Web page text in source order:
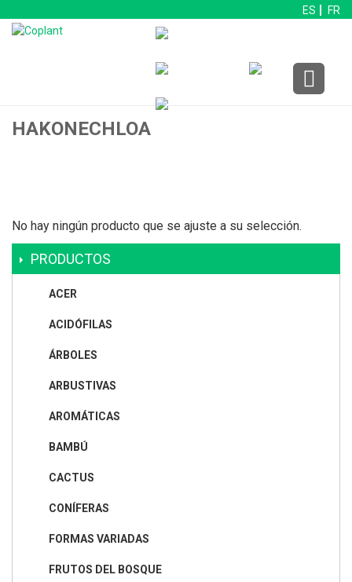
ES FR
HAKONECHLOA
No hay ningún producto que se ajuste a su selección.
PRODUCTOS
ACER
ACIDÓFILAS
ÁRBOLES
ARBUSTIVAS
AROMÁTICAS
BAMBÚ
CACTUS
CONÍFERAS
FORMAS VARIADAS
FRUTOS DEL BOSQUE